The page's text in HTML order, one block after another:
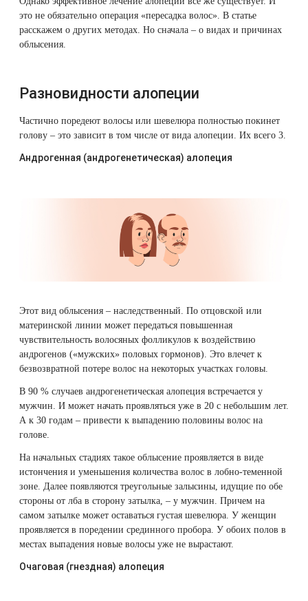
5. Задать
вопрос о
процедуре
статьи
это не обязательно операция «пересадка волос». В статье
расскажем о других методах. Но сначала – о видах и причинах
облысения.
Разновидности алопеции
Частично поредеют волосы или шевелюра полностью покинет
голову – это зависит в том числе от вида алопеции. Их всего 3.
Андрогенная (андрогенетическая) алопеция
Этот вид облысения – наследственный. По отцовской или
материнской линии может передаться повышенная
чувствительность волосяных фолликулов к воздействию
андрогенов («мужских» половых гормонов). Это влечет к
безвозвратной потере волос на некоторых участках головы.
В 90 % случаев андрогенетическая алопеция встречается у
мужчин. И может начать проявляться уже в 20 с небольшим лет.
А к 30 годам – привести к выпадению половины волос на
голове.
На начальных стадиях такое облысение проявляется в виде
истончения и уменьшения количества волос в лобно-теменной
зоне. Далее появляются треугольные залысины, идущие по обе
стороны от лба в сторону затылка, – у мужчин. Причем на
самом затылке может оставаться густая шевелюра. У женщин
проявляется в поредении срединного пробора. У обоих полов в
местах выпадения новые волосы уже не вырастают.
Очаговая (гнездная) алопеция
Лечение прыщей (угревой сыпи)
Удаление веснушек
Удаление сосудистых звездочек
Удаление рубцов
Удаление новообразований
Омоложение QOOLGLOW
QOOL- омоложение
Карбоновый пилинг
Therapy Pulse
Фотодинамическая терапия HELEO™
Удалить носогубные складки
Удалить рубцы
Поднять брови
Избавиться от комедонов на лице
Остановить выпадение волос
Восстановление здоровья волос
Купить сертификат
Купить абонемент